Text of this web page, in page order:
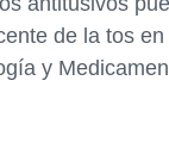
de la tos
y